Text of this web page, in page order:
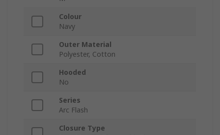
Colour
Navy
Outer Material
Polyester, Cotton
Hooded
No
Series
Arc Flash
Closure Type